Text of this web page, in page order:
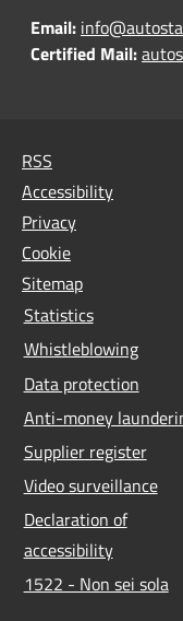
Email:
Certified Mail:
RSS
Accessibility
Privacy
Cookie
Sitemap
Statistics
Whistleblowing
Data protection
Anti-money
Supplier register
Video surveillance
Declaration of
accessibility
1522 - Non sei sola